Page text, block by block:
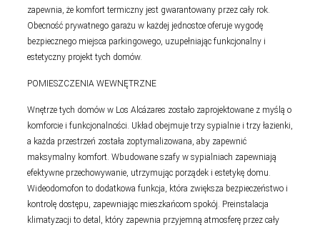
zapewnia, że komfort termiczny jest gwarantowany przez cały rok.
Obecność prywatnego garażu w każdej jednostce oferuje wygodę
bezpiecznego miejsca parkingowego, uzupełniając funkcjonalny i
estetyczny projekt tych domów.
POMIESZCZENIA WEWNĘTRZNE
Wnętrze tych domów w Los Alcázares zostało zaprojektowane z myślą o
komforcie i funkcjonalności. Układ obejmuje trzy sypialnie i trzy łazienki,
a każda przestrzeń została zoptymalizowana, aby zapewnić
maksymalny komfort. Wbudowane szafy w sypialniach zapewniają
efektywne przechowywanie, utrzymując porządek i estetykę domu.
Wideodomofon to dodatkowa funkcja, która zwiększa bezpieczeństwo i
kontrolę dostępu, zapewniając mieszkańcom spokój. Preinstalacja
klimatyzacji to detal, który zapewnia przyjemną atmosferę przez cały